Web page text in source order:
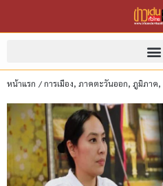
หน้าแรก /การเมือง, ภาคตะวันออก, ภูมิภาค,